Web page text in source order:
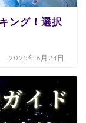
ング！選択
2025年6月24日